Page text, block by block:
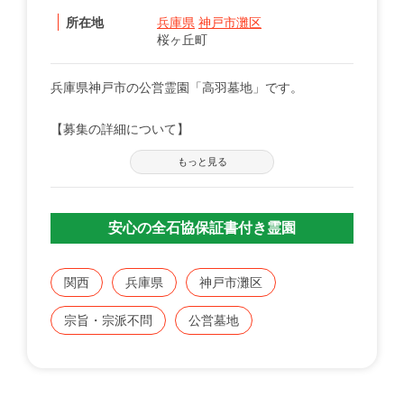
所在地 兵庫県 神戸市灘区
桜ヶ丘町
兵庫県神戸市の公営霊園「高羽墓地」です。
【募集の詳細について】
管轄の自治体窓口へお問い合わせください。
※募集は不定期で、申込に際する諸条件がございま
す。
既にこちらに区画をお持ちの方で、お持ちのお墓を建
ッフが無料でご相談をお受けします。
お気軽にみんなのお墓 お問い合わせ窓口【0120-12-
1440】までご連絡ください。
もっと見る
安心の全石協保証書付き霊園
関西 兵庫県 神戸市灘区
宗旨・宗派不問 公営墓地